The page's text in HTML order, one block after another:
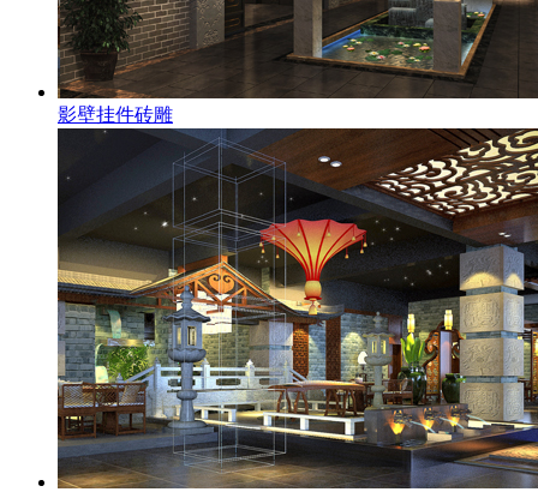
影壁挂件砖雕